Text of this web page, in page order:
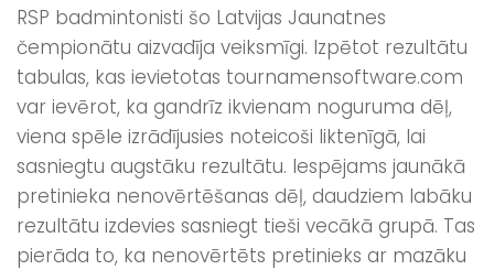
RSP badmintonisti šo Latvijas Jaunatnes
čempionātu aizvadīja veiksmīgi. Izpētot rezultātu
tabulas, kas ievietotas tournamensoftware.com
var ievērot, ka gandrīz ikvienam noguruma dēļ,
viena spēle izrādījusies noteicoši liktenīgā, lai
sasniegtu augstāku rezultātu. Iespējams jaunākā
pretinieka nenovērtēšanas dēļ, daudziem labāku
rezultātu izdevies sasniegt tieši vecākā grupā. Tas
pierāda to, ka nenovērtēts pretinieks ar mazāku